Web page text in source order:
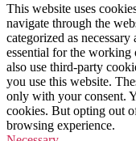
This website uses
navigate through the
categorized as
essential for the working
also use third-party
you use this website.
only with your consent.
cookies. But opting out
browsing experience.